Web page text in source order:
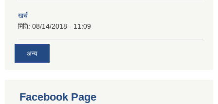
खर्च
मिति: 08/14/2018 - 11:09
अन्य
Facebook Page